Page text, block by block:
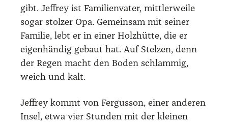
gibt. Jef­frey ist Fami­li­en­va­ter, mitt­ler­wei­le
sogar stol­zer Opa. Gemein­sam mit sei­ner
Fami­lie, lebt er in einer Holz­hüt­te, die er
eigen­hän­dig gebaut hat. Auf Stel­zen, denn
der Regen macht den Boden schlam­mig,
weich und kalt.
Jef­frey kommt von Fer­guss­on, einer ande­ren
Insel, etwa vier Stun­den mit der klei­nen